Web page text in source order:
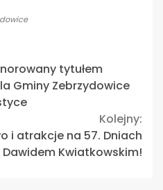
tytułem
Gminy Zebrzydowice
Kolejny:
i atrakcje na 57. Dniach
Dawidem Kwiatkowskim!